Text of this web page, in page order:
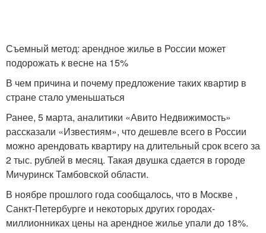
Съемный метод: арендное жилье в России может
подорожать к весне на 15%
В чем причина и почему предложение таких квартир в
стране стало уменьшаться
Ранее, 5 марта, аналитики «Авито Недвижимость»
рассказали «Известиям», что дешевле всего в России
можно арендовать квартиру на длительный срок всего за
2 тыс. рублей в месяц. Такая двушка сдается в городе
Мичуринск Тамбовской области.
В ноябре прошлого года сообщалось, что в Москве ,
Санкт-Петербурге и некоторых других городах-
миллионниках цены на арендное жилье упали до 18%.